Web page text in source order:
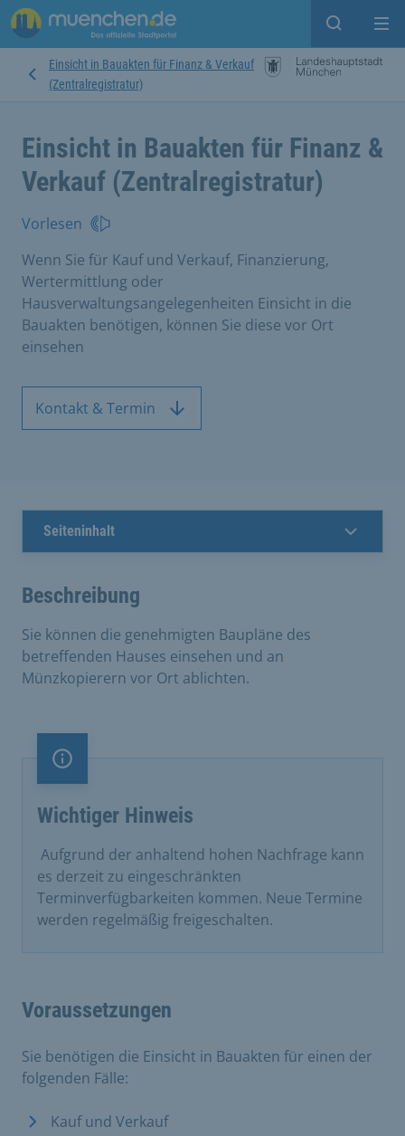
Suche
Einsicht in Bauakten für Finanz & Verkauf
(Zentralregistratur)
Einsicht in Bauakten für Finanz &
Verkauf (Zentralregistratur)
Vorlesen
Wenn Sie für Kauf und Verkauf, Finanzierung,
Wertermittlung oder
Hausverwaltungsangelegenheiten Einsicht in die
Bauakten benötigen, können Sie diese vor Ort
einsehen
Kontakt & Termin
Seiteninhalt
Beschreibung
Sie können die genehmigten Baupläne des
betreffenden Hauses einsehen und an
Münzkopierern vor Ort ablichten.
Information
Wichtiger Hinweis
​ Aufgrund der anhaltend hohen Nachfrage kann
es derzeit zu eingeschränkten
Terminverfügbarkeiten kommen. Neue Termine
werden regelmäßig freigeschalten.
Voraussetzungen
Sie benötigen die Einsicht in Bauakten für einen der
folgenden Fälle:
Kauf und Verkauf